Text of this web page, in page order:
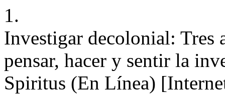
1.
Investigar decolonial: Tres
pensar, hacer y sentir la
Spiritus (En Línea)